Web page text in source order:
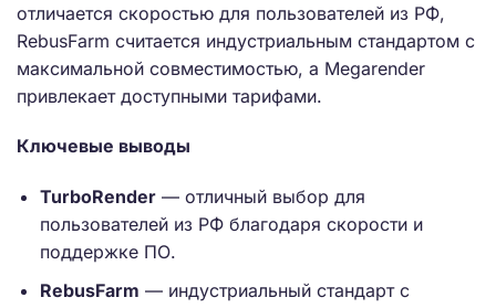
отличается скоростью для пользователей из РФ,
RebusFarm считается индустриальным стандартом с
максимальной совместимостью, а Megarender
привлекает доступными тарифами.
Ключевые выводы
TurboRender— отличный выбор для
пользователей из РФ благодаря скорости и
поддержке ПО.
RebusFarm — индустриальный стандарт с